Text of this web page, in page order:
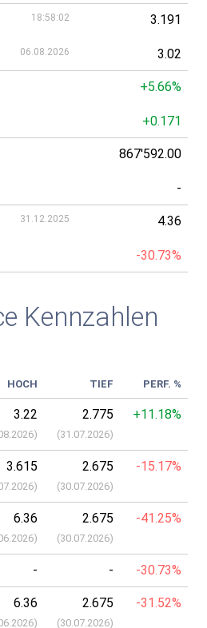
18:58:02 3.191
06.08.2026 3.02
+5.66%
+0.171
867'592.00
-
31.12.2025 4.36
-30.73%
Kennzahlen
HOCH TIEF PERF. %
3.22
)
2.775
(31.07.2026)
+11.18%
3.615
)
2.675
(30.07.2026)
-15.17%
6.36
)
2.675
(30.07.2026)
-41.25%
- - -30.73%
6.36
)
2.675
(30.07.2026)
-31.52%